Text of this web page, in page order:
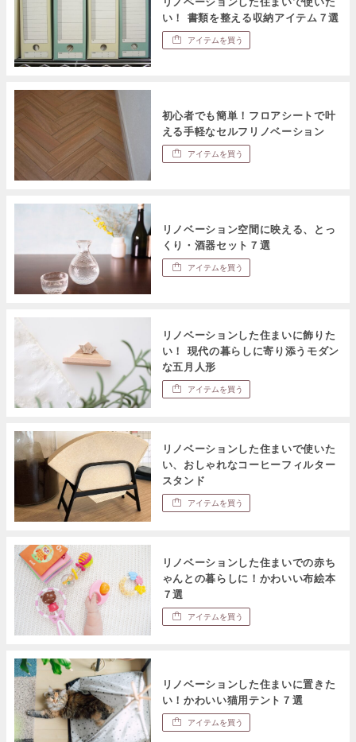
い！ 書類を整える収納アイテム７選
アイテムを買う
初心者でも簡単！フロアシートで叶
える手軽なセルフリノベーション
アイテムを買う
リノベーション空間に映える、とっ
くり・酒器セット７選
アイテムを買う
リノベーションした住まいに飾りた
い！ 現代の暮らしに寄り添うモダン
な五月人形
アイテムを買う
リノベーションした住まいで使いた
い、おしゃれなコーヒーフィルター
スタンド
アイテムを買う
リノベーションした住まいでの赤ち
ゃんとの暮らしに！かわいい布絵本
７選
アイテムを買う
リノベーションした住まいに置きた
い！かわいい猫用テント７選
アイテムを買う